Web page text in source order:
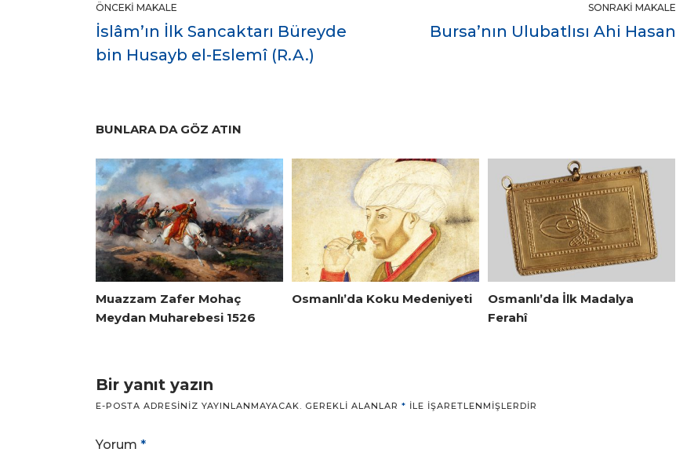
ÖNCEKI MAKALE
İslâm’ın İlk Sancaktarı Büreyde
bin Husayb el-Eslemî (R.A.)
SONRAKI MAKALE
Bursa’nın Ulubatlısı Ahi Hasan
BUNLARA DA GÖZ ATIN
Muazzam Zafer Mohaç
Meydan Muharebesi 1526
Osmanlı’da Koku Medeniyeti
Osmanlı’da İlk Madalya
Ferahî
Bir yanıt yazın
E-POSTA ADRESINIZ YAYINLANMAYACAK. GEREKLI ALANLAR * ILE IŞARETLENMIŞLERDIR
Yorum *